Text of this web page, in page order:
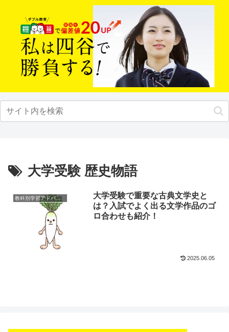
大学受験 歴史物語
教科別学習アドバイス
大学受験で重要な古典文学史と
は？入試でよく出る文学作品のゴ
ロ合わせも紹介！
2025.06.05